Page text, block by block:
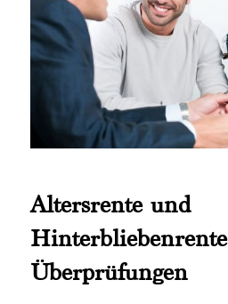
Altersrente und
Hinterbliebenrente
Überprüfungen